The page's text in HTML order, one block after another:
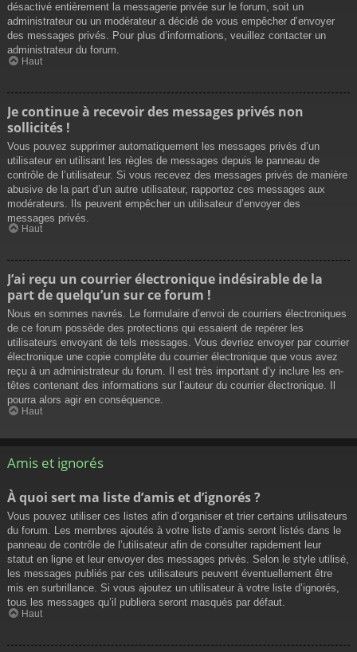
désactivé entièrement la messagerie privée sur le forum, soit un
administrateur ou un modérateur a décidé de vous empêcher d’envoyer
des messages privés. Pour plus d’informations, veuillez contacter un
administrateur du forum.
Haut
Je continue à recevoir des messages privés non
sollicités !
Vous pouvez supprimer automatiquement les messages privés d’un
utilisateur en utilisant les règles de messages depuis le panneau de
contrôle de l’utilisateur. Si vous recevez des messages privés de manière
abusive de la part d’un autre utilisateur, rapportez ces messages aux
modérateurs. Ils peuvent empêcher un utilisateur d’envoyer des
messages privés.
Haut
J’ai reçu un courrier électronique indésirable de la
part de quelqu’un sur ce forum !
Nous en sommes navrés. Le formulaire d’envoi de courriers électroniques
de ce forum possède des protections qui essaient de repérer les
utilisateurs envoyant de tels messages. Vous devriez envoyer par courrier
électronique une copie complète du courrier électronique que vous avez
reçu à un administrateur du forum. Il est très important d’y inclure les en-
têtes contenant des informations sur l’auteur du courrier électronique. Il
pourra alors agir en conséquence.
Haut
Amis et ignorés
À quoi sert ma liste d’amis et d’ignorés ?
Vous pouvez utiliser ces listes afin d’organiser et trier certains utilisateurs
du forum. Les membres ajoutés à votre liste d’amis seront listés dans le
panneau de contrôle de l’utilisateur afin de consulter rapidement leur
statut en ligne et leur envoyer des messages privés. Selon le style utilisé,
les messages publiés par ces utilisateurs peuvent éventuellement être
mis en surbrillance. Si vous ajoutez un utilisateur à votre liste d’ignorés,
tous les messages qu’il publiera seront masqués par défaut.
Haut